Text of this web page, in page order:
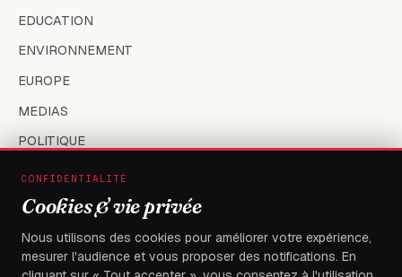
EDUCATION
ENVIRONNEMENT
EUROPE
MEDIAS
POLITIQUE
SANTÉ
SOCIÉTÉ
SPORT
TECH
CONFIDENTIALITÉ
Cookies & vie privée
Nous utilisons des cookies pour améliorer votre expérience,
mesurer l'audience et vous proposer des notifications. En